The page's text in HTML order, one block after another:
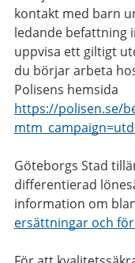
kontakt med barn
ledande befattning
uppvisa ett giltigt
du börjar arbeta
Polisens hemsida
https://polisen.se/
Göteborgs Stad
differentierad
information om
ersättningar och